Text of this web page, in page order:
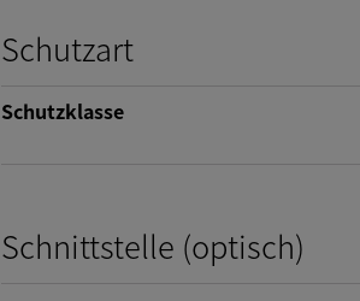
Schutzart
Schutzklasse
Schnittstelle (optisch)